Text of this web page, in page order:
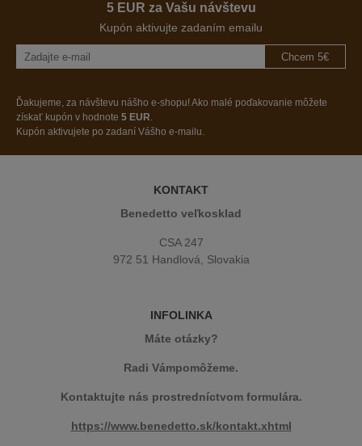
5 EUR za Vašu návštevu
Kupón aktivujte zadaním emailu
Chcem 5€
Ďakujeme, za návštevu nášho e-shopu! Ako malé poďakovanie môžete
získať kupón v hodnote 5 EUR.
Kupón aktivujete po zadaní Vášho e-mailu.
KONTAKT
Benedetto veľkosklad
CSA 247
972 51 Handlová, Slovakia
INFOLINKA
Máte otázky?
Radi Vámpomôžeme.
Kontaktujte nás prostredníctvom formulára.
https://www.benedetto.sk/kontakt.xhtml